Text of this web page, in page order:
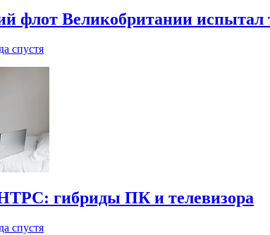
флот Великобритании испытал
спустя
гибриды ПК и телевизора
спустя